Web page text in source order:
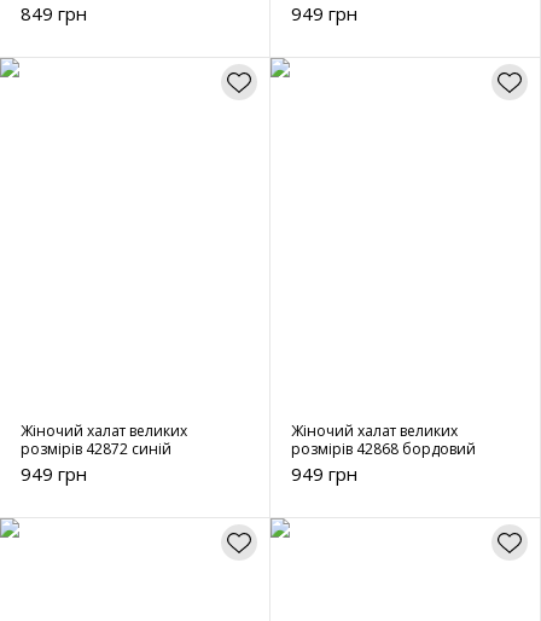
849 грн 949 грн
Жіночий халат великих
розмірів 42872 синій
949 грн
Жіночий халат великих
розмірів 42868 бордовий
949 грн